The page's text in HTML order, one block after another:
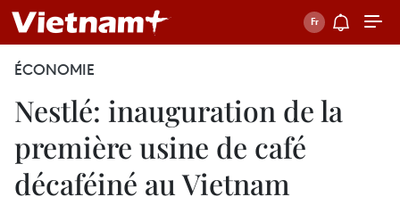
ÉCONOMIE
Nestlé: inauguration de la
première usine de café
décaféiné au Vietnam